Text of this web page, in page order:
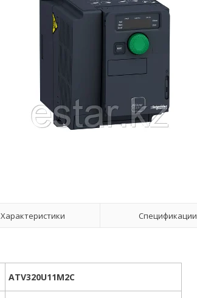
Характеристики Спецификации
ATV320U11M2C